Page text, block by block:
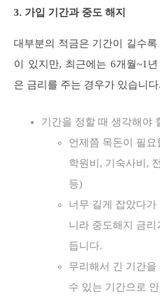
3. 가입 기간과 중도 해지
대부분의 적금은 기간이 길수
이 있지만, 최근에는 6개월~1
은 금리를 주는 경우가 있습니다.
기간을 정할 때 생각해야
언제쯤 목돈이 필
학원비, 기숙사비,
등)
너무 길게 잡았다
니라 중도해지 금리
듭니다.
무리해서 긴 기간
수 있는 기간으로